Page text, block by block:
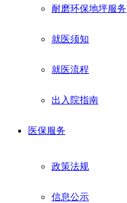
耐磨环保地坪服务
就医须知
就医流程
出入院指南
医保服务
政策法规
信息公示